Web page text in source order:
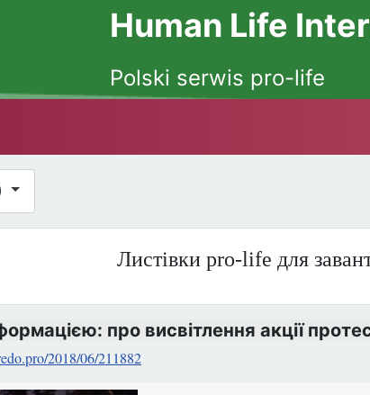
Human Life
Polski serwis pro-life
Листівки pro-life для
про висвітлення акції
2018/06/211882